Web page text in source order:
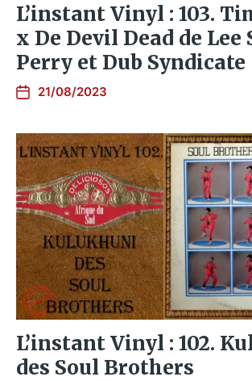
L’instant Vinyl : 103.
x De Devil Dead de Lee
Perry et Dub Syndicate
21/08/2023
L’instant Vinyl : 102.
des Soul Brothers